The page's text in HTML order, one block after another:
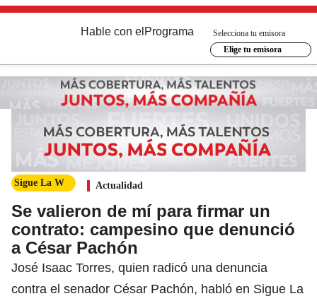
Hable con el Programa
Selecciona tu emisora
Elige tu emisora
Sigue La W Actualidad
Se valieron de mí para firmar un
contrato: campesino que denunció
a César Pachón
José Isaac Torres, quien radicó una denuncia
contra el senador César Pachón, habló en Sigue La